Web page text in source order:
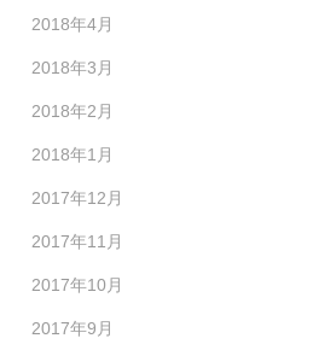
2018年4月
2018年3月
2018年2月
2018年1月
2017年12月
2017年11月
2017年10月
2017年9月